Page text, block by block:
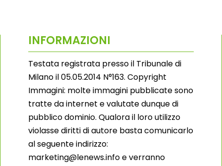
INFORMAZIONI
Testata registrata presso il Tribunale di
Milano il 05.05.2014 N°163. Copyright
Immagini: molte immagini pubblicate sono
tratte da internet e valutate dunque di
pubblico dominio. Qualora il loro utilizzo
violasse diritti di autore basta comunicarlo
al seguente indirizzo:
marketing@lenews.info e verranno